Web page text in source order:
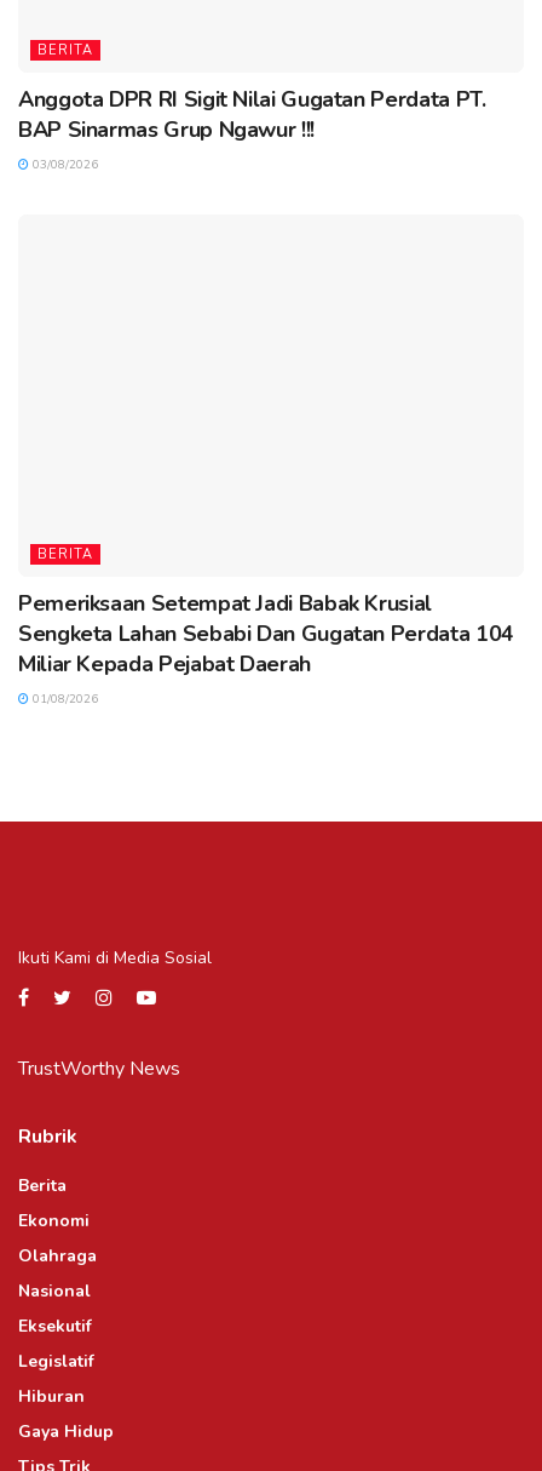
BERITA
Anggota DPR RI Sigit Nilai Gugatan Perdata PT.
BAP Sinarmas Grup Ngawur !!!
03/08/2026
BERITA
Pemeriksaan Setempat Jadi Babak Krusial
Sengketa Lahan Sebabi Dan Gugatan Perdata 104
Miliar Kepada Pejabat Daerah
01/08/2026
Ikuti Kami di Media Sosial
TrustWorthy News
Rubrik
Berita
Ekonomi
Olahraga
Nasional
Eksekutif
Legislatif
Hiburan
Gaya Hidup
Tips Trik